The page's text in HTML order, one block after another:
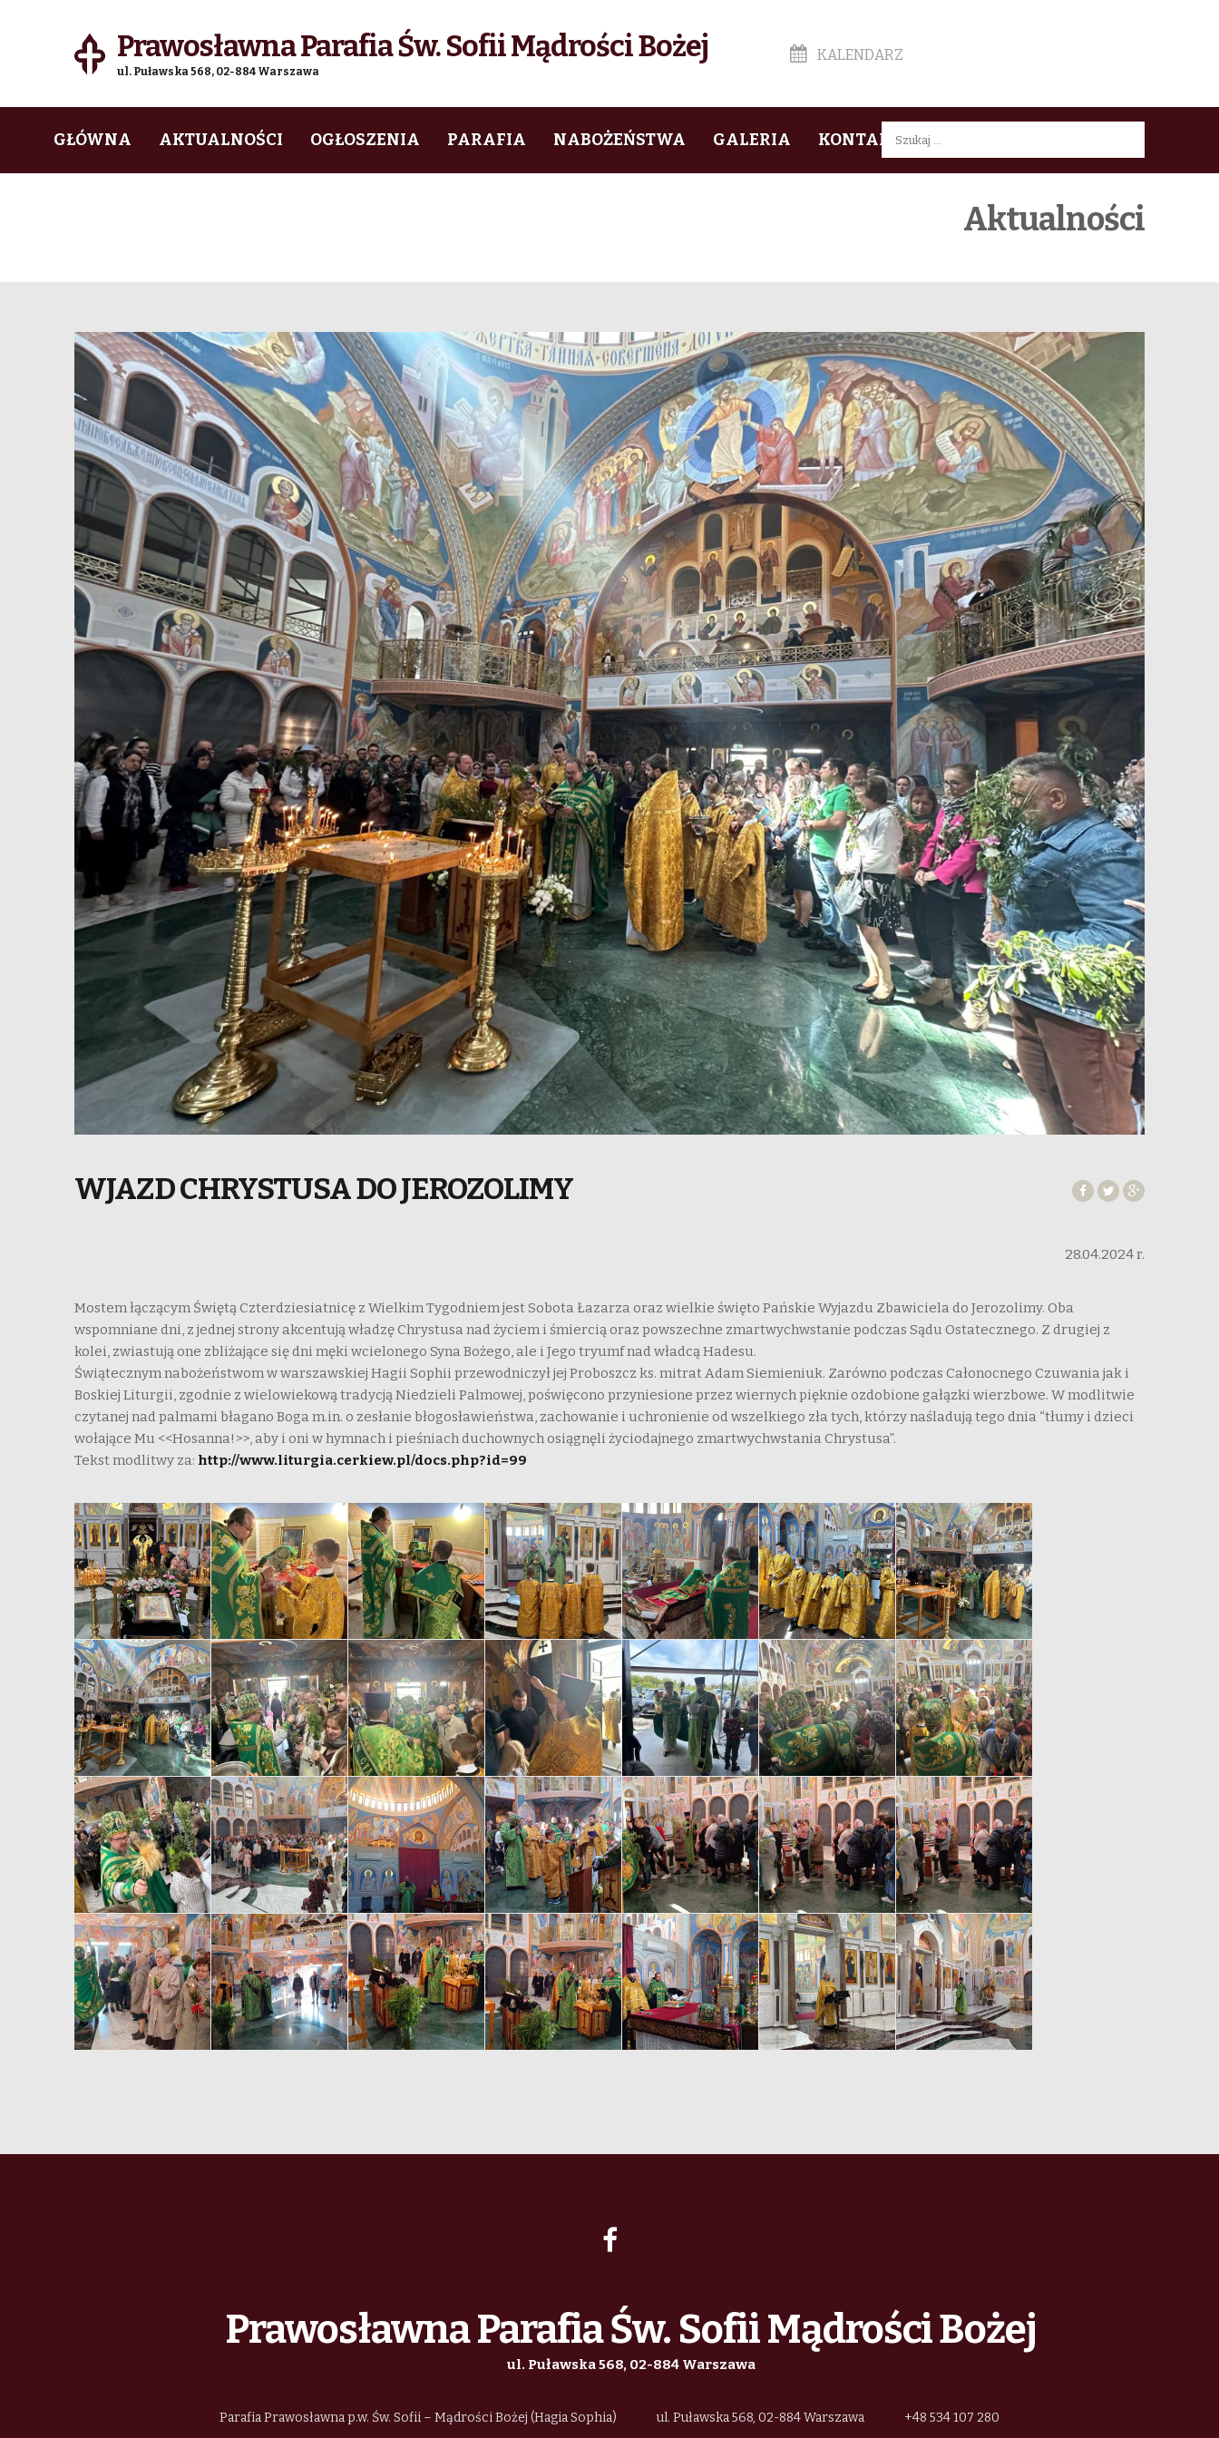
Prawosławna Parafia Św. Sofii Mądrości Bożej
ul. Puławska 568, 02-884 Warszawa
KALENDARZ
to
to
GŁÓWNA AKTUALNOŚCI OGŁOSZENIA PARAFIA NABOŻEŃSTWA GALERIA KONTAKTSzukaj:
Aktualności
WJAZD CHRYSTUSA DO JEROZOLIMY
28.04.2024 r.
Mostem łączącym Świętą Czterdziesiatnicę z Wielkim Tygodniem jest Sobota Łazarza oraz wielkie święto Pańskie Wyjazdu Zbawiciela do Jerozolimy. Oba
wspomniane dni, z jednej strony akcentują władzę Chrystusa nad życiem i śmiercią oraz powszechne zmartwychwstanie podczas Sądu Ostatecznego. Z drugiej z
kolei, zwiastują one zbliżające się dni męki wcielonego Syna Bożego, ale i Jego tryumf nad władcą Hadesu.
Świątecznym nabożeństwom w warszawskiej Hagii Sophii przewodniczył jej Proboszcz ks. mitrat Adam Siemieniuk. Zarówno podczas Całonocnego Czuwania jak i
Boskiej Liturgii, zgodnie z wielowiekową tradycją Niedzieli Palmowej, poświęcono przyniesione przez wiernych pięknie ozdobione gałązki wierzbowe. W modlitwie
czytanej nad palmami błagano Boga m.in. o zesłanie błogosławieństwa, zachowanie i uchronienie od wszelkiego zła tych, którzy naśladują tego dnia “tłumy i dzieci
wołające Mu <<Hosanna!>>, aby i oni w hymnach i pieśniach duchownych osiągnęli życiodajnego zmartwychwstania Chrystusa”.
Tekst modlitwy za: http://www.liturgia.cerkiew.pl/docs.php?id=99
Prawosławna Parafia Św. Sofii Mądrości Bożej
ul. Puławska 568, 02-884 Warszawa
Parafia Prawosławna p.w. Św. Sofii – Mądrości Bożej (Hagia Sophia) ul. Puławska 568, 02-884 Warszawa +48 534 107 280